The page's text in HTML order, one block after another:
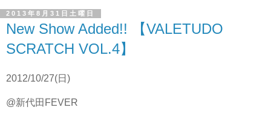
2013年8月31日土曜日
New Show Added!! 【VALETUDO
SCRATCH VOL.4】
2012/10/27(日)
@新代田FEVER